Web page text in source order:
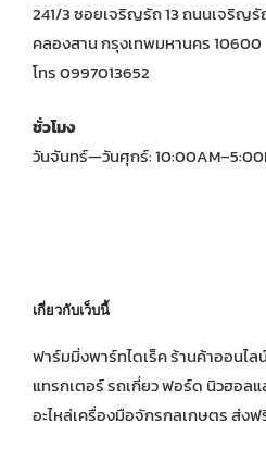
241/3 ซอยเจริญรัถ 13 ถนนเจริญรั
คลองสาน กรุงเทพมหานคร 10600
โทร 0997013652
ชั่วโมง
วันจันทร์—วันศุกร์:
เกี่ยวกับเว็บนี้
ฟาร์มมิ่งพาร์ทไดเร็ค ร้านค้าออนไล
แทรกเตอร์ รถเกี่ยว ฟอร์ด นิวฮอล
อะไหล่เครื่องมือจักรกลเกษตร ส่งฟ